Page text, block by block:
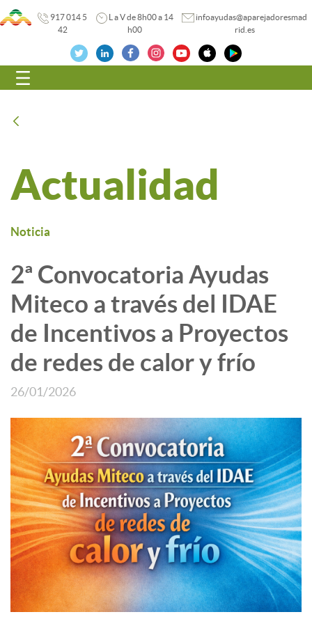
917 014 5
42
L a V de 8h00 a 14
h00
infoayudas@aparejadoresmad
rid.es
Navegación
Actualidad
Noticia
2ª Convocatoria Ayudas
Miteco a través del IDAE
de Incentivos a Proyectos
de redes de calor y frío
26/01/2026